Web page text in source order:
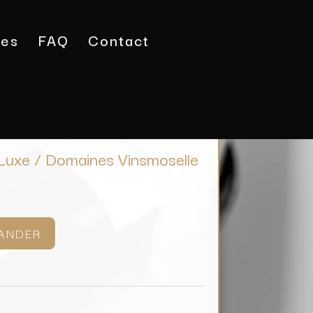
FAQ
Contact
/ Domaines Vinsmoselle